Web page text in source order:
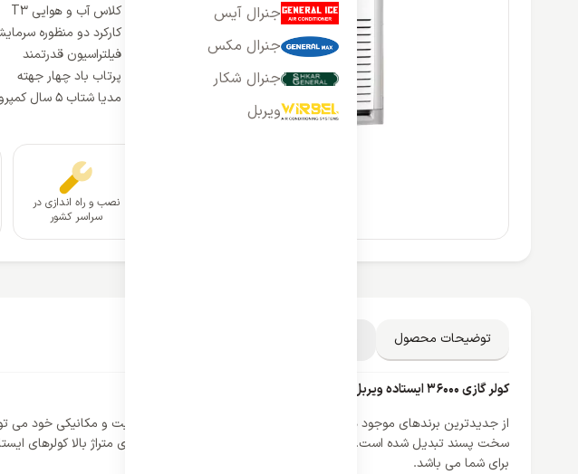
جنرال آیس
جنرال مکس
جنرال شکار
ویربل
کلاس آب و هوایی T3
کارکرد دو منظوره
فیلتراسیون قدرتمند
پرتاب باد چهار جهته
مدیا شتاب 5 سال کمپروسور و 24 ماه قطعات
نصب و راه اندازی در
سراسر کشور
توضیحات محصول
کولر گازی 36000 ایستاده ویربل مدل WTFE-36HO3RAFA
از جدیدترین برندهای موجود در بازار برند ویربل است که با خط تولید با کیفیت و مکانیکی خود می
برای شما می باشد.